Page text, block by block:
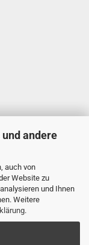
andere
auch von
Website zu
und Ihnen
Weitere
.